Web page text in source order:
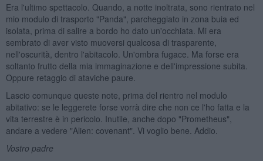
Era l'ultimo spettacolo. Quando, a notte inoltrata, sono rientrato nel
mio modulo di trasporto "Panda", parcheggiato in zona buia ed
isolata, prima di salire a bordo ho dato un'occhiata. Mi era
sembrato di aver visto muoversi qualcosa di trasparente,
nell'oscurità, dentro l'abitacolo. Un'ombra fugace. Ma forse era
soltanto frutto della mia immaginazione e dell'impressione subita.
Oppure retaggio di ataviche paure.
Lascio comunque queste note, prima del rientro nel modulo
abitativo: se le leggerete forse vorrà dire che non ce l'ho fatta e la
vita terrestre è in pericolo. Inutile, anche dopo "Prometheus",
andare a vedere "Alien: covenant". Vi voglio bene. Addio.
Vostro padre